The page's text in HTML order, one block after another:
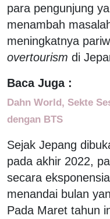
para pengunjung
menambah
meningkatnya
overtourism di
Baca Juga :
Dahn World, Sekte
dengan BTS
Sejak Jepang
pada akhir 2022,
secara
menandai bulan
Pada Maret tahun